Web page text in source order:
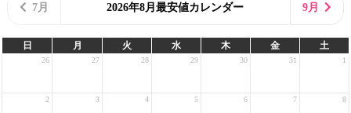
7月 2026年8月最安値カレンダー 9月
日 月 火 水 木 金 土
26 27 28 29 30 31 1
2 3 4 5 6 7 8